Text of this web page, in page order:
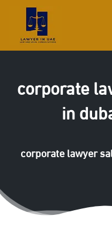
corporate
in
corporate lawyer